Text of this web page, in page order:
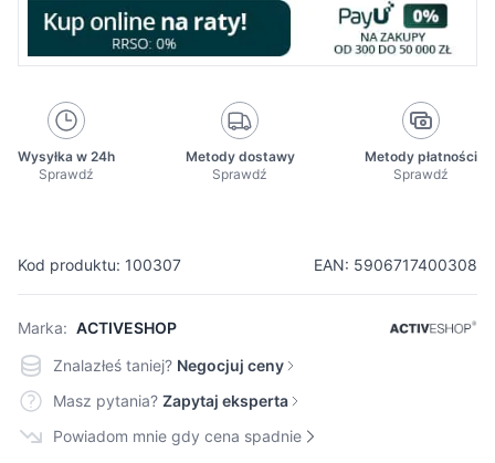
Kod produktu: 100307 EAN: 5906717400308
Marka: ACTIVESHOP
Wysyłka w 24h
Sprawdź
Metody dostawy
Sprawdź
Metody płatności
Sprawdź
Znalazłeś taniej? Negocjuj ceny
Masz pytania? Zapytaj eksperta
Powiadom mnie gdy cena spadnie